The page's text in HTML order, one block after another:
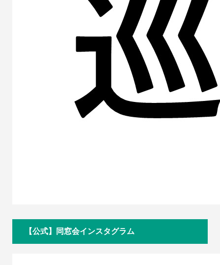
【公式】同窓会インスタグラム